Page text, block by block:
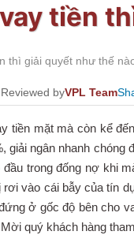
tiền
thì giải quyết như thế
Reviewed byVPL Team
tiền mặt mà còn kể
ngân nhanh
trong đống nợ khi
vào cái bẫy của tín
ở gốc độ bên cho
quý khách hàng